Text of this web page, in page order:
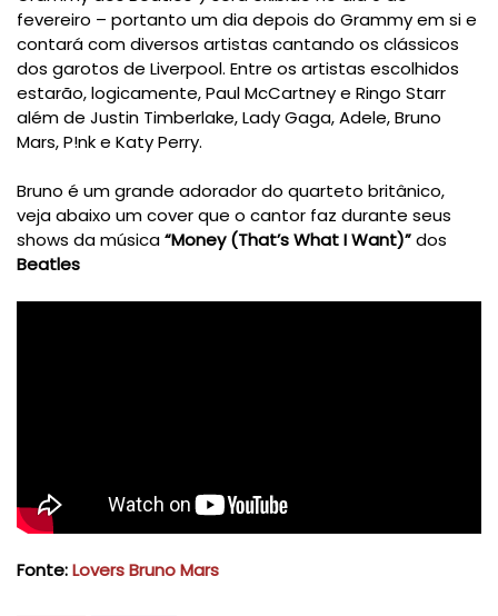
fevereiro – portanto um dia depois do Grammy em si e
contará com diversos artistas cantando os clássicos
dos garotos de Liverpool. Entre os artistas escolhidos
estarão, logicamente,Paul McCartneye Ringo Starr
além de Justin Timberlake, Lady Gaga, Adele, Bruno
Mars, P!nk e Katy Perry.
Bruno é um grande adorador do quarteto britânico,
veja abaixo um cover que o cantor faz durante seus
shows da música“Money (That’s What I Want)”dos
Beatles
Fonte:Lovers Bruno Mars